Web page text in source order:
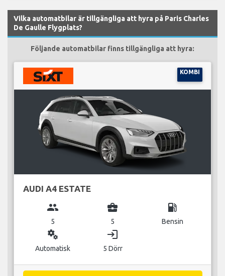
Vilka automatbilar är tillgängliga att hyra på Paris Charles
De Gaulle Flygplats?
Följande automatbilar finns tillgängliga att hyra:
KOMBI
AUDI A4 ESTATE
group
5
business_center
5
local_gas_station
Bensin
miscellaneous_services
Automatisk
login
5 Dörr